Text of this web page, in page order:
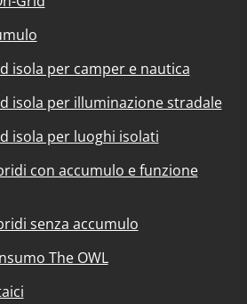
isola per camper e nautica
isola per illuminazione stradale
isola per luoghi isolati
con accumulo e funzione
senza accumulo
The OWL